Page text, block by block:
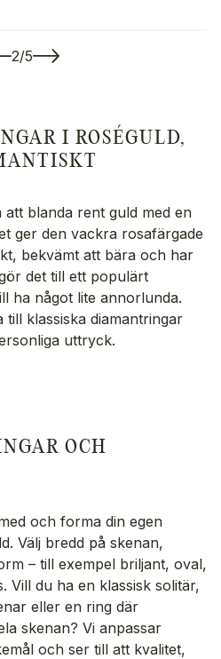
2/5
I ROSÉGULD,
att blanda rent guld med en
ger den vackra rosafärgade
bekvämt att bära och har
det till ett populärt
ha något lite annorlunda.
till klassiska diamantringar
uttryck.
OCH
och forma din egen
Välj bredd på skenan,
– till exempel briljant, oval,
Vill du ha en klassisk solitär,
eller en ring där
skenan? Vi anpassar
och ser till att kvalitet,